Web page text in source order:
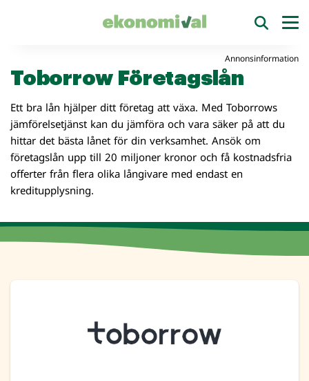
Annonsinformation
Toborrow Företagslån
Ett bra lån hjälper ditt företag att växa. Med Toborrows
jämförelsetjänst kan du jämföra och vara säker på att du
hittar det bästa lånet för din verksamhet. Ansök om
företagslån upp till 20 miljoner kronor och få kostnadsfria
offerter från flera olika långivare med endast en
kreditupplysning.